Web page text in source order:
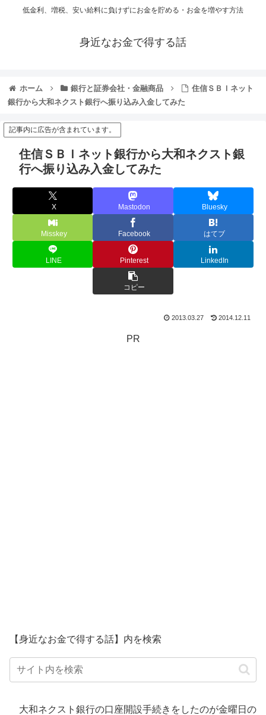
低金利、増税、安い給料に負けずにお金を貯める・お金を増やす方法
身近なお金で得する話
ホーム 銀行と証券会社・金融商品
住信ＳＢＩネット
銀行から大和ネクスト銀行へ振り込み入金してみた
記事内に広告が含まれています。
住信ＳＢＩネット銀行から大和ネクスト銀
行へ振り込み入金してみた
X Mastodon Bluesky
Misskey Facebook はてブ
LINE Pinterest LinkedIn
コピー
2013.03.27 2014.12.11
PR
【身近なお金で得する話】内を検索
大和ネクスト銀行の口座開設手続きをしたのが金曜日の